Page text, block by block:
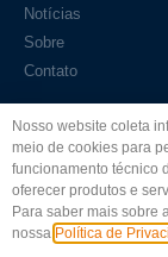
Notícias
Sobre
Contato
Nosso website coleta
meio de cookies para
funcionamento técnico
oferecer produtos e
Para saber mais sobre
nossa Política de